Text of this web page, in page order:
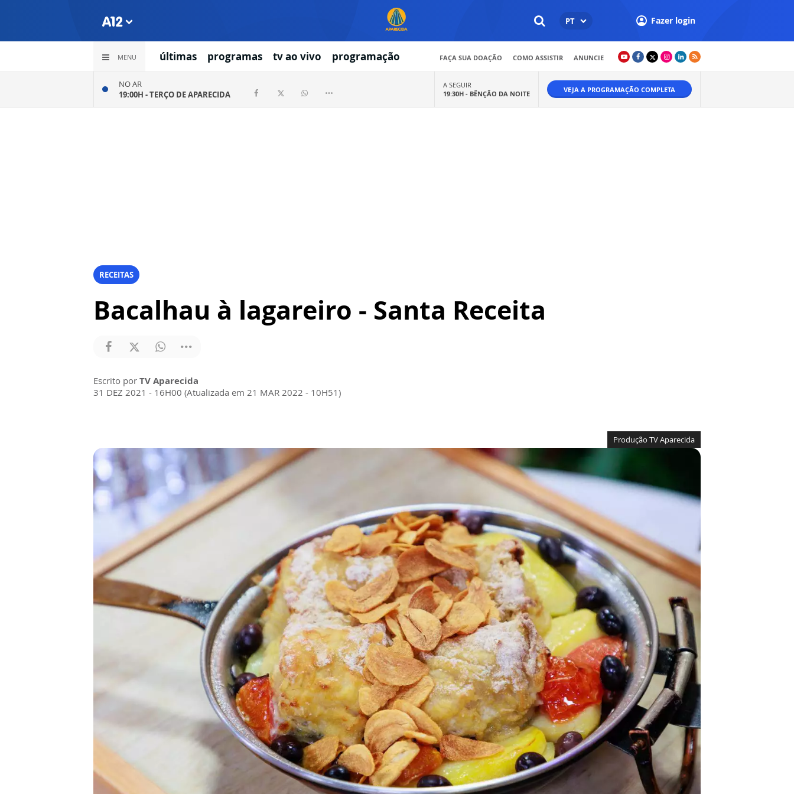
PT Fazer login
MENU últimas programas tv ao vivo programação FAÇA SUA DOAÇÃO COMO ASSISTIR ANUNCIE
NO AR
19:00H -TERÇO DE APARECIDA
A SEGUIR
19:30H - BÊNÇÃO DA NOITE VEJA A PROGRAMAÇÃO COMPLETA
RECEITAS
Bacalhau à lagareiro - Santa Receita
Escrito por TV Aparecida
31 DEZ 2021 - 16H00 (Atualizada em 21 MAR 2022 - 10H51)
Produção TV Aparecida